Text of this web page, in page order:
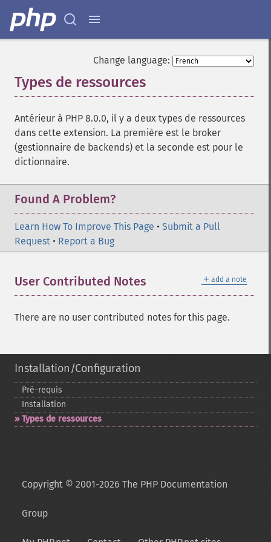
Change language:
Types de ressources
Antérieur à PHP 8.0.0, il y a deux types de ressources
dans cette extension. La première est le broker
(gestionnaire de backends) et la seconde est pour le
dictionnaire.
Found A Problem?
Learn How To Improve This Page • Submit a Pull
Request • Report a Bug
＋ add a note
User Contributed Notes
There are no user contributed notes for this page.
Installation/Configuration
Pré-​requis
Installation
Types de ressources
Copyright © 2001-2026 The PHP Documentation
Group